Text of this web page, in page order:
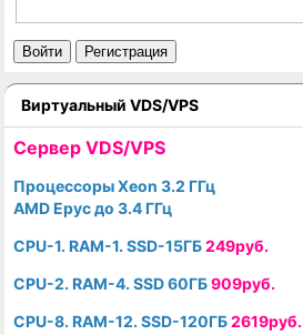
Войти Регистрация
Виртуальный VDS/VPS
Cервер VDS/VPS
Процессоры Xeon 3.2 ГГц
AMD Epyc до 3.4 ГГц
CPU-1. RAM-1. SSD-15ГБ249руб.
CPU-2. RAM-4. SSD 60ГБ909руб.
CPU-8. RAM-12. SSD-120ГБ2619руб.